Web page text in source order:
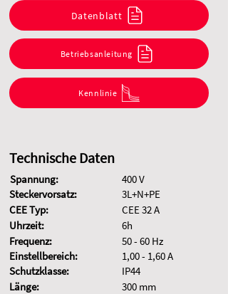
Datenblatt
Betriebsanleitung
Kennlinie
Technische Daten
Spannung:
Steckervorsatz:
CEE Typ:
Uhrzeit:
Frequenz:
Einstellbereich:
Schutzklasse:
Länge:
400 V
3L+N+PE
CEE 32 A
6h
50 - 60 Hz
1,00 - 1,60 A
IP44
300 mm